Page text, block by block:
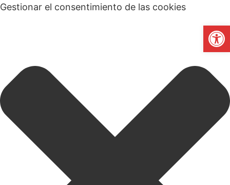
Gestionar el consentimiento de las cookies
Abrir